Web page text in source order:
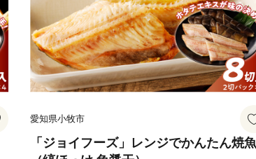
〇特定事業（具
寄附件数 103件
寄附総額 146万
ただきました寄
積み立て、翌年
愛知県小牧市
「ジョイフーズ」レンジでかんたん焼魚